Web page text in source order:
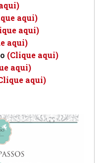
aqui)
aqui)
aqui)
(Clique aqui)
aqui)
aqui)